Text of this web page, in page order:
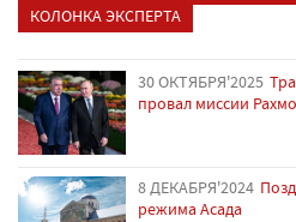
КОЛОНКА ЭКСПЕРТА
30 ОКТЯБРЯ'2025
провал миссии
8 ДЕКАБРЯ'2024
режима Асада